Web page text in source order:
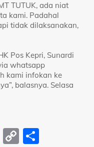
TUTUK, ada niat
kami. Padahal
tidak dilaksanakan,
Pos Kepri, Sunardi
whatsapp
kami infokan ke
balasnya. Selasa
W C